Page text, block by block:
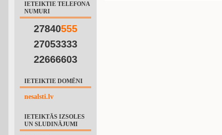
IETEIKTIE TELEFONA
NUMURI
27840555
27053333
22666603
IETEIKTIE DOMĒNI
nesalsti.lv
IETEIKTĀS IZSOLES
UN SLUDINĀJUMI